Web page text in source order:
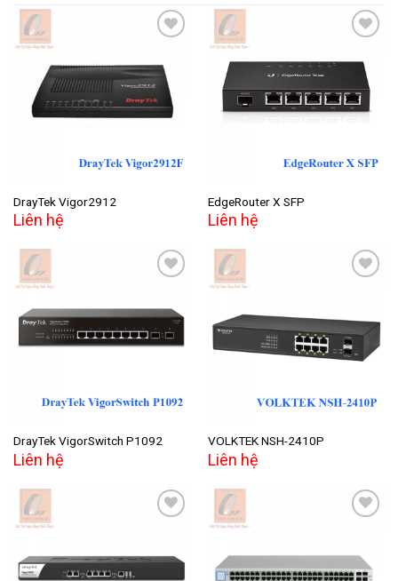
Add to
wishlist
DrayTek Vigor2912
Liên hệ
Add to
wishlist
EdgeRouter X SFP
Liên hệ
Add to
wishlist
DrayTek VigorSwitch P1092
Liên hệ
Add to
wishlist
VOLKTEK NSH-2410P
Liên hệ
Add to
Add to
wishlist